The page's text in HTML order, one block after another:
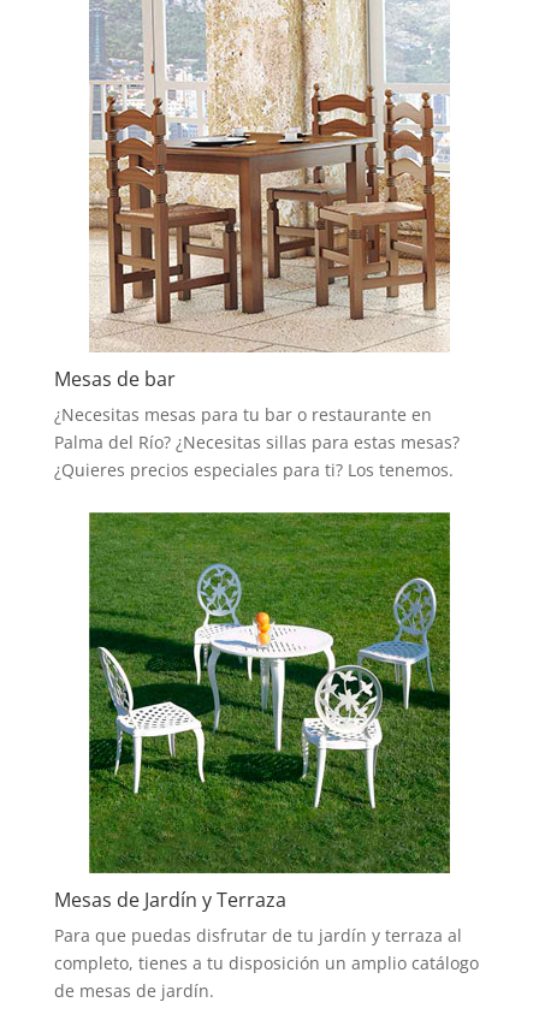
Mesas de bar
¿Necesitas mesas para tu bar o restaurante en
Palma del Río? ¿Necesitas sillas para estas mesas?
¿Quieres precios especiales para ti? Los tenemos.
Mesas de Jardín y Terraza
Para que puedas disfrutar de tu jardín y terraza al
completo, tienes a tu disposición un amplio catálogo
de mesas de jardín.